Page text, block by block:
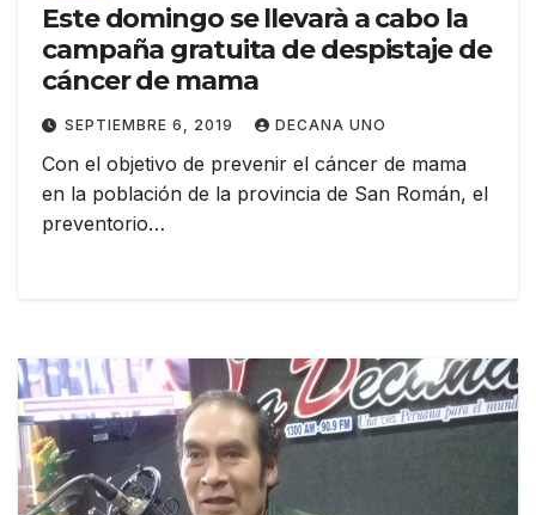
Este domingo se llevarà a cabo la
campaña gratuita de despistaje de
cáncer de mama
SEPTIEMBRE 6, 2019 DECANA UNO
Con el objetivo de prevenir el cáncer de mama
en la población de la provincia de San Román, el
preventorio…